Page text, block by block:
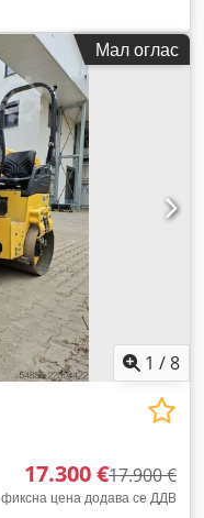
Мал оглас
1 /8
17.300 €17.900 €
фиксна цена додава се ДДВ